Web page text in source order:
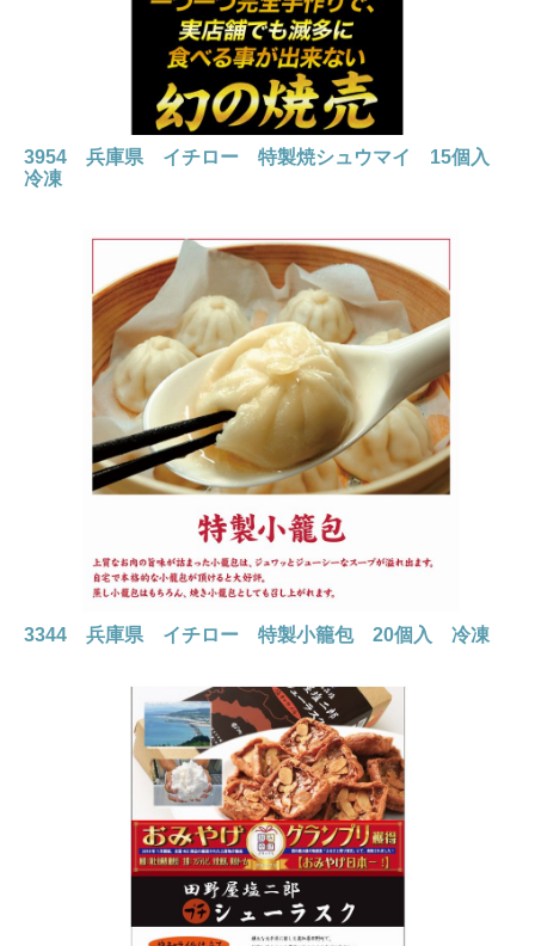
3954 兵庫県 イチロー 特製焼シュウマイ 15個入
冷凍
3344 兵庫県 イチロー 特製小籠包 20個入 冷凍